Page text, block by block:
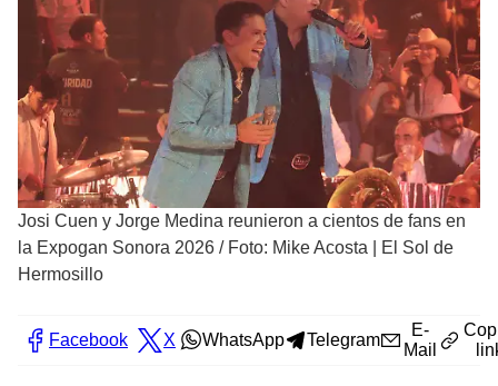
Josi Cuen y Jorge Medina reunieron a cientos de fans en
la Expogan Sonora 2026 / Foto: Mike Acosta | El Sol de
Hermosillo
Facebook X WhatsApp Telegram
E-
Mail